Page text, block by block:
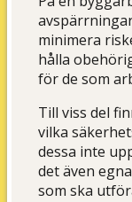
minimera
hålla
för de som
Till viss del
vilka
dessa inte
det även
som ska